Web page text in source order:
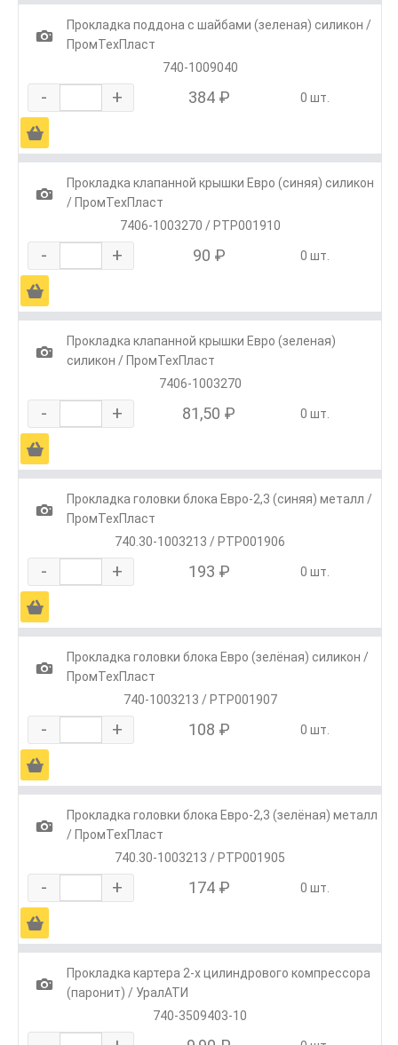
1
Прокладка поддона с шайбами (зеленая) силикон /
ПромТехПласт
740-1009040
- + 384 ₽ 0 шт.
Ä
1
Прокладка клапанной крышки Евро (синяя) силикон
/ ПромТехПласт
7406-1003270 / РТР001910
- + 90 ₽ 0 шт.
Ä
1
Прокладка клапанной крышки Евро (зеленая)
силикон / ПромТехПласт
7406-1003270
- + 81,50 ₽ 0 шт.
Ä
1
Прокладка головки блока Евро-2,3 (синяя) металл /
ПромТехПласт
740.30-1003213 / РТР001906
- + 193 ₽ 0 шт.
Ä
1
Прокладка головки блока Евро (зелёная) силикон /
ПромТехПласт
740-1003213 / РТР001907
- + 108 ₽ 0 шт.
Ä
1
Прокладка головки блока Евро-2,3 (зелёная) металл
/ ПромТехПласт
740.30-1003213 / РТР001905
- + 174 ₽ 0 шт.
Ä
1
Прокладка картера 2-х цилиндрового компрессора
(паронит) / УралАТИ
740-3509403-10